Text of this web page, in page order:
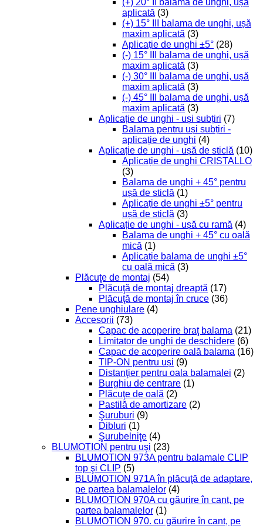
(+) 20° II balama de unghi, ușă
aplicată (3)
(+) 15° III balama de unghi, ușă
maxim aplicată (3)
Aplicație de unghi ±5° (28)
(-) 15° III balama de unghi, ușă
maxim aplicată (3)
(-) 30° III balama de unghi, ușă
maxim aplicată (3)
(-) 45° III balama de unghi, ușă
maxim aplicată (3)
Aplicație de unghi - uși subțiri (7)
Balama pentru uși subțiri -
aplicație de unghi (4)
Aplicație de unghi - ușă de sticlă (10)
Aplicație de unghi CRISTALLO
(3)
Balama de unghi + 45° pentru
ușă de sticlă (1)
Aplicație de unghi ±5° pentru
ușă de sticlă (3)
Aplicație de unghi - ușă cu ramă (4)
Balama de unghi + 45° cu oală
mică (1)
Aplicație balama de unghi ±5°
cu oală mică (3)
Plăcuţe de montaj (54)
Plăcuţă de montaj dreaptă (17)
Plăcuţă de montaj în cruce (36)
Pene unghiulare (4)
Accesorii (73)
Capac de acoperire braţ balama (21)
Limitator de unghi de deschidere (6)
Capac de acoperire oală balama (16)
TIP-ON pentru uși (9)
Distanţier pentru oala balamalei (2)
Burghiu de centrare (1)
Plăcuţe de oală (2)
Pastilă de amortizare (2)
Şuruburi (9)
Dibluri (1)
Şurubelniţe (4)
BLUMOTION pentru uşi (23)
BLUMOTION 973A pentru balamale CLIP
top şi CLIP (5)
BLUMOTION 971A în plăcuţă de adaptare,
pe partea balamalelor (4)
BLUMOTION 970A cu găurire în cant, pe
partea balamalelor (1)
BLUMOTION 970. cu găurire în cant, pe